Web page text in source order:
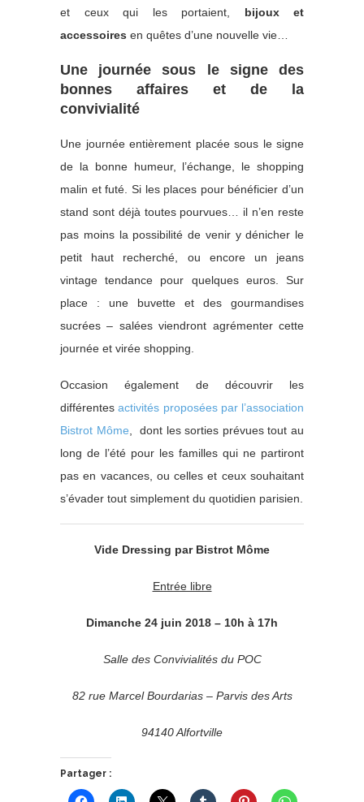
et ceux qui les portaient, bijoux et
accessoires en quêtes d’une nouvelle vie…
Une journée sous le signe des
bonnes affaires et de la
convivialité
Une journée entièrement placée sous le signe
de la bonne humeur, l’échange, le shopping
malin et futé. Si les places pour bénéficier d’un
stand sont déjà toutes pourvues… il n’en reste
pas moins la possibilité de venir y dénicher le
petit haut recherché, ou encore un jeans
vintage tendance pour quelques euros. Sur
place : une buvette et des gourmandises
sucrées – salées viendront agrémenter cette
journée et virée shopping.
Occasion également de découvrir les
différentesactivités proposées par l’association
Bistrot Môme, dont les sorties prévues tout au
long de l’été pour les familles qui ne partiront
pas en vacances, ou celles et ceux souhaitant
s’évader tout simplement du quotidien parisien.
Vide Dressing par Bistrot Môme
Entrée libre
Dimanche 24 juin 2018 – 10h à 17h
Salle des Convivialités du POC
82 rue Marcel Bourdarias – Parvis des Arts
94140 Alfortville
Partager :